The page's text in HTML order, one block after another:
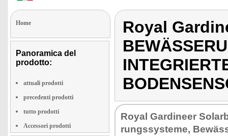
Home
Panoramica del
prodotto:
attuali prodotti
precedenti prodotti
tutto prodotti
Accessori prodotti
Royal
Royal Gar­di­neer
rungs­sy­ste­me,